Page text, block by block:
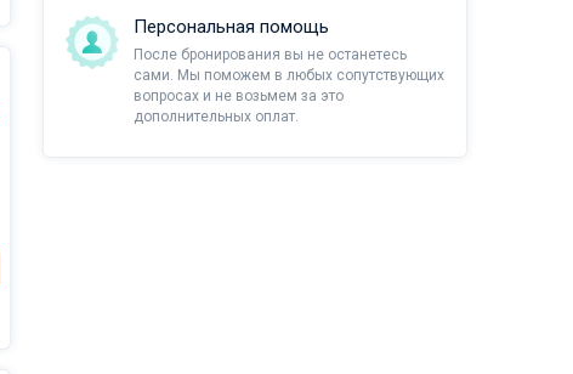
Персональная помощь
После бронирования вы не останетесь
сами. Мы поможем в любых сопутствующих
вопросах и не возьмем за это
дополнительных оплат.